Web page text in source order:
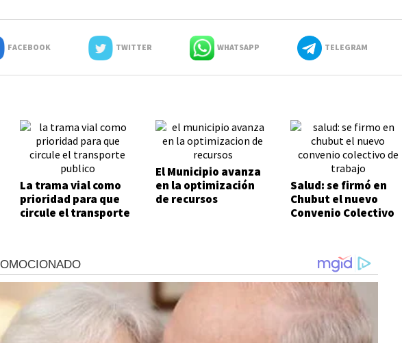
FACEBOOK TWITTER WHATSAPP TELEGRAM
La trama vial como
prioridad para que
circule el transporte
El Municipio avanza
en la optimización
de recursos
Salud: se firmó en
Chubut el nuevo
Convenio Colectivo